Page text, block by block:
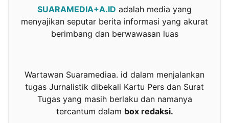
SUARAMEDIA+A.ID adalah media yang
menyajikan seputar berita informasi yang akurat
berimbang dan berwawasan luas
Wartawan Suaramediaa. id dalam menjalankan
tugas Jurnalistik dibekali Kartu Pers dan Surat
Tugas yang masih berlaku dan namanya
tercantum dalam box redaksi.